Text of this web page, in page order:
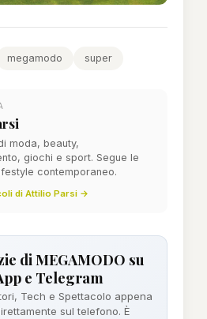
megamodo super
moda, beauty,
giochi e sport. Segue le
contemporaneo.
di Attilio Parsi →
di MEGAMODO su
e Telegram
Tech e Spettacolo appena
sul telefono. È